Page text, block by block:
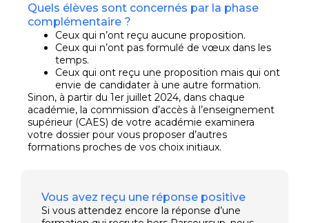
Quels élèves sont concernés par la phase
complémentaire ?
Ceux qui n’ont reçu aucune proposition.
Ceux qui n’ont pas formulé de vœux dans les
temps.
Ceux qui ont reçu une proposition mais qui ont
envie de candidater à une autre formation.
Sinon, à partir du 1er juillet 2024, dans chaque
académie, la commission d’accès à l’enseignement
supérieur (CAES) de votre académie examinera
votre dossier pour vous proposer d’autres
formations proches de vos choix initiaux.
Vous avez reçu une réponse positive
Si vous attendez encore la réponse d’une